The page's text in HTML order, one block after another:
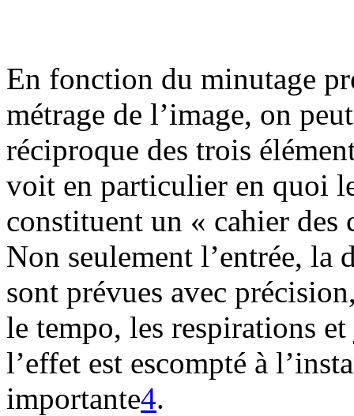
En fonction du minutage
métrage de l’image, on
réciproque des trois
voit en particulier en quoi
constituent un « cahier
Non seulement l’entrée, la
sont prévues avec
le tempo, les respirations
l’effet est escompté à
importante4.